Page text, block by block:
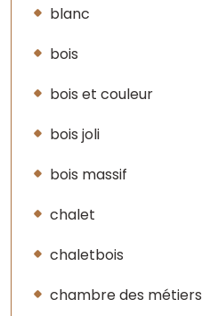
blanc
bois
bois et couleur
bois joli
bois massif
chalet
chaletbois
chambre des métiers